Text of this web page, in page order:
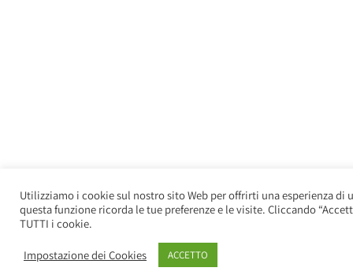
Utilizziamo i cookie sul nostro sito Web per offrirti una esperienza di
questa funzione ricorda le tue preferenze e le visite. Cliccando
TUTTI i cookie.
Impostazione dei Cookies ACCETTO